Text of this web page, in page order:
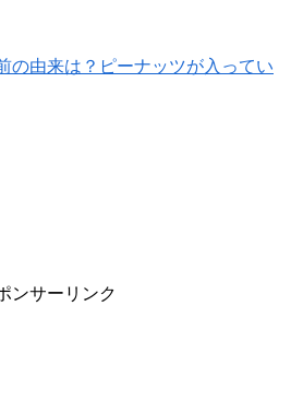
の由来は？ピーナッツが入ってい
ンサーリンク